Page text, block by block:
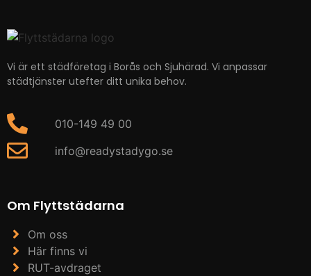
Vi är ett städföretag i Borås och Sjuhärad. Vi anpassar
städtjänster utefter ditt unika behov.
010-149 49 00
info@readystadygo.se
Om Flyttstädarna
Om oss
Här finns vi
RUT-avdraget